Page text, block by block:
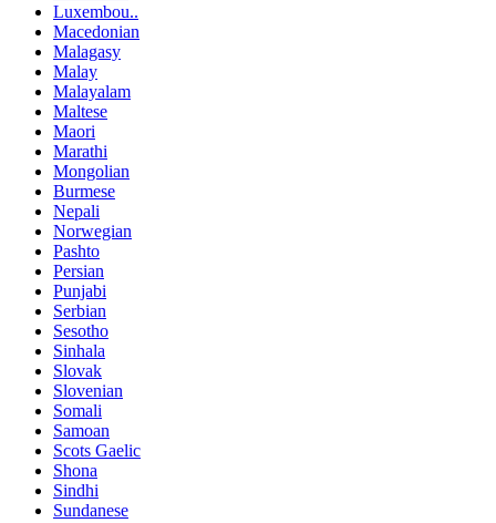
Luxembou..
Macedonian
Malagasy
Malay
Malayalam
Maltese
Maori
Marathi
Mongolian
Burmese
Nepali
Norwegian
Pashto
Persian
Punjabi
Serbian
Sesotho
Sinhala
Slovak
Slovenian
Somali
Samoan
Scots Gaelic
Shona
Sindhi
Sundanese